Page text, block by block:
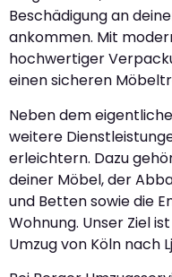
Beschädigung an
ankommen. Mit
hochwertiger
einen sicheren
Neben dem
weitere
erleichtern. Dazu
deiner Möbel, der
und Betten sowie die
Wohnung. Unser Ziel
Umzug von Köln nach